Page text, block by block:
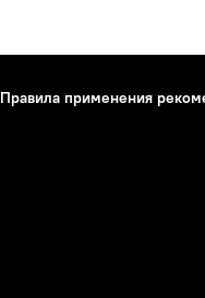
Правила применения